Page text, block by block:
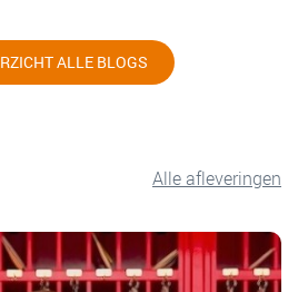
ALLE BLOGS
Alle afleveringen